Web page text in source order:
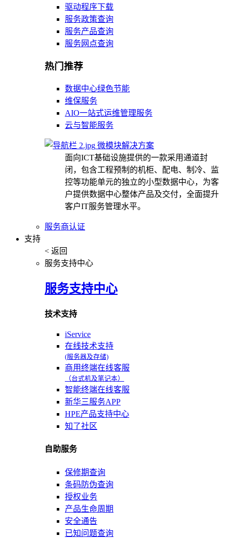
驱动程序下载
服务政策查询
服务产品查询
服务网点查询
热门推荐
数据中心绿色节能
维保服务
AIO一站式运维管理服务
云与智能服务
微模块解决方案
面向ICT基础设施提供的一款采用通道封
闭，包含工程预制的机柜、配电、制冷、监
控等功能单元的独立的小型数据中心，为客
户提供数据中心整体产品及交付，全面提升
客户IT服务管理水平。
服务商认证
支持
< 返回
服务支持中心
服务支持中心
技术支持
iService
在线技术支持
(服务器及存储)
商用终端在线客服
（台式机及笔记本）
智能终端在线客服
新华三服务APP
HPE产品支持中心
知了社区
自助服务
保修期查询
条码防伪查询
授权业务
产品生命周期
安全通告
已知问题查询